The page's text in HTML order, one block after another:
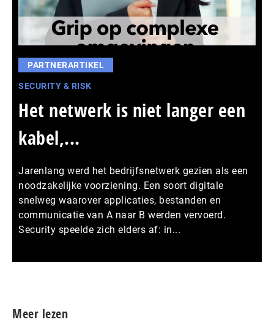
PARTNERARTIKEL
SECURITY & RISK
Het netwerk is niet langer een
kabel,...
Jarenlang werd het bedrijfsnetwerk gezien als een
noodzakelijke voorziening. Een soort digitale
snelweg waarover applicaties, bestanden en
communicatie van A naar B werden vervoerd.
Security speelde zich elders af: in...
Meer lezen